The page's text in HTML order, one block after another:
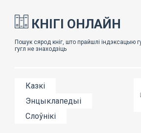
КНІГІ ОНЛАЙН
Казкі
Энцыклапедыі
Слоўнікі